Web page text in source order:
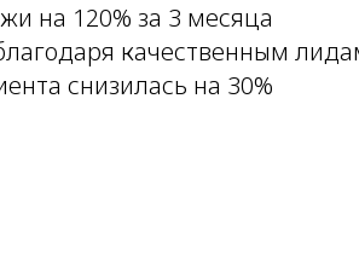
на 120% за 3 месяца
качественным
снизилась на 30%